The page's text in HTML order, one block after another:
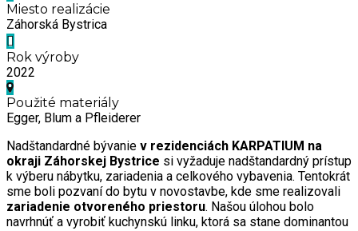
Miesto realizácie
Záhorská Bystrica
Rok výroby
2022
Použité materiály
Egger, Blum a Pfleiderer
Nadštandardné bývanie v rezidenciách KARPATIUM na
okraji Záhorskej Bystrice si vyžaduje nadštandardný prístup
k výberu nábytku, zariadenia a celkového vybavenia. Tentokrát
sme boli pozvaní do bytu v novostavbe, kde sme realizovali
zariadenie otvoreného priestoru. Našou úlohou bolo
navrhnúť a vyrobiť kuchynskú linku, ktorá sa stane dominantou